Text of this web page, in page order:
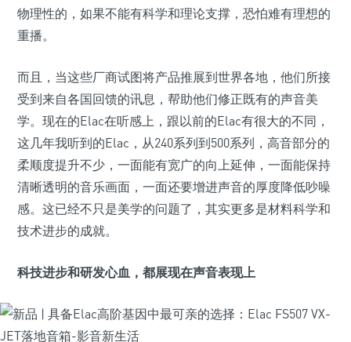
物理性的，如果不能有科学和理论支撑，恐怕难有理想的
重播。
而且，当这些厂商试图将产品推展到世界各地，他们所接
受到来自各国回馈的讯息，帮助他们修正既有的声音美
学。现在的Elac在听感上，跟以前的Elac有很大的不同，
这几年我听到的Elac，从240系列到500系列，高音部分的
柔顺度提升不少，一面能有宽广的向上延伸，一面能保持
清晰透明的音乐画面，一面还要增进声音的厚度降低吵噪
感。这已经不只是美学的问题了，其实更多是材料科学和
技术进步的成就。
科技进步和研发心血，都展现在声音表现上